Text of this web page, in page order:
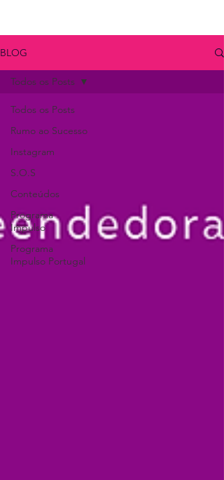
BLOG
Todos os Posts
Rumo ao Sucesso
Instagram
S.O.S
Conteúdos
Programa
Impulso
Programa
Impulso Portugal
Todos os Posts